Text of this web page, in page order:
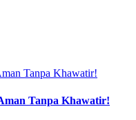
Tanpa Khawatir!